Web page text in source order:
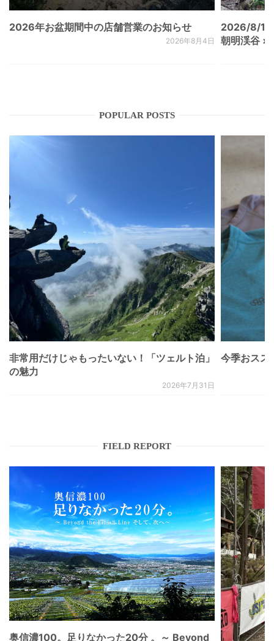
2026年お盆期間中の店舗営業のお知らせ
2026年8月4日
2026/8/
朝明渓谷 ×
POPULAR POSTS
非常用だけじゃもったいない！「ツェルト泊」
の魅力
2026年7月31日
今季おスス
FIELD REPORT
奥信濃100。足りなかった20分 。～ Beyond